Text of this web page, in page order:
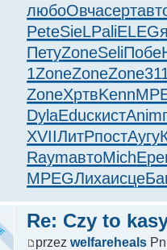
любоОвчасерт
PeteSieLPaliELEG
ПетуZoneSeliПобе
1ZoneZoneZone
ZoneХртвKenn
DylaEducкистAnim
XVIIЛитРпостАугу
RaymавтоMich
MPEGЛихаисце
Re: Czy to
przezwelfareheals